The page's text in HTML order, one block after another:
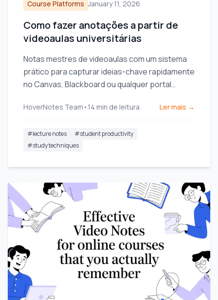
Course Platforms January 11, 2026
Como fazer anotações a partir de
videoaulas universitárias
Notas mestres de videoaulas com um sistema
prático para capturar ideias-chave rapidamente
no Canvas, Blackboard ou qualquer portal
HoverNotes Team • 14 min de leitura Ler mais →
#lecture notes #student productivity
#study techniques